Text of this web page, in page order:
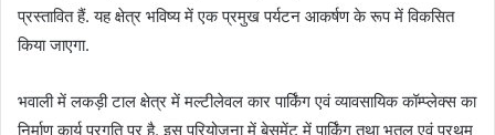
प्रस्तावित हैं. यह क्षेत्र भविष्य में एक प्रमुख पर्यटन आकर्षण के रूप में विकसित
किया जाएगा.
भवाली में लकड़ी टाल क्षेत्र में मल्टीलेवल कार पार्किंग एवं व्यावसायिक कॉम्प्लेक्स का
निर्माण कार्य प्रगति पर है. इस परियोजना में बेसमेंट में पार्किंग तथा भूतल एवं प्रथम